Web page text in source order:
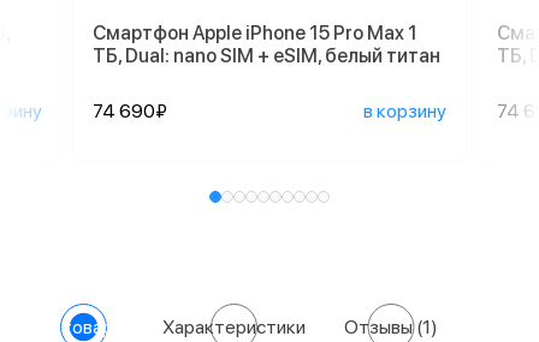
Смартфон Apple iPhone 15 Pro Max 1
ТБ, Dual: nano SIM + eSIM, белый титан
74 690₽ в корзину
ТБ,
74
О товаре Характеристики Отзывы(1)